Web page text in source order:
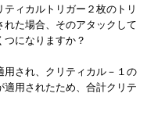
ィカルトリガー２枚のトリ
た場合、そのアタックして
になりますか？
用され、クリティカル－１の
用されたため、合計クリテ